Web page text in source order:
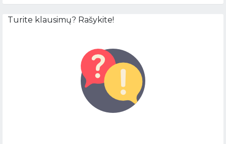
Turite klausimų? Rašykite!